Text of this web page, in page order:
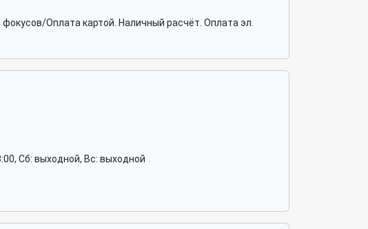
Оплата картой. Наличный расчёт. Оплата эл.
Сб: выходной, Вс: выходной